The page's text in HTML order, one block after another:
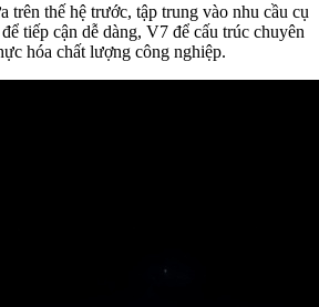
trên thế hệ trước, tập trung vào nhu cầu cụ
tiếp cận dễ dàng, V7 để cấu trúc chuyên
hóa chất lượng công nghiệp.